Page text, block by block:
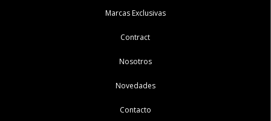
Marcas Exclusivas
Contract
Nosotros
Novedades
Contacto